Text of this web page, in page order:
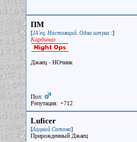
ПМ
[JA'ец. Настоящий. Одна штука :]
Кардинал
Джаец - НОчник
Пол:
Репутация: +712
Luficer
[Аццкий Сотона]
Прирожденный Джаец